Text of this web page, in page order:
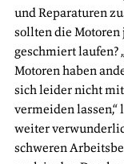
und Reparaturen
sollten die
geschmiert laufen?
Motoren haben
sich leider nicht
vermeiden
weiter
schweren